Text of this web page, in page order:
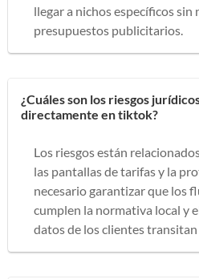
llegar a nichos específicos sin
presupuestos publicitarios.
¿Cuáles son los riesgos
directamente en tiktok?
Los riesgos están
las pantallas de tarifas y la
necesario garantizar que los
cumplen la normativa local y
datos de los clientes transitan